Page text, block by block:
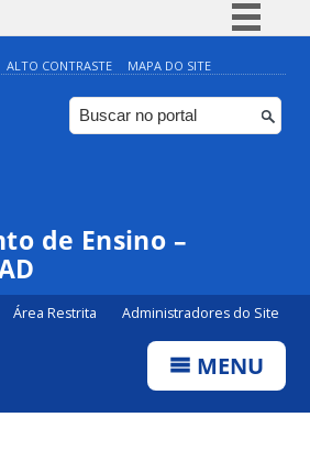
Simplifique!
Comunica BR
Participe
Canais
ALTO CONTRASTE MAPA DO SITE
de Ensino –
Área Restrita Administradores do Site
MENU